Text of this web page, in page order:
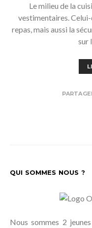
Le milieu de la
vestimentaires. Celui-
repas, mais aussi la
sur
QUI SOMMES NOUS ?
Nous sommes 2